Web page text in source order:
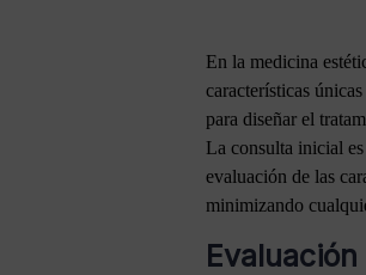
En la medicina
características
para diseñar el
La consulta inicial
evaluación de las
minimizando